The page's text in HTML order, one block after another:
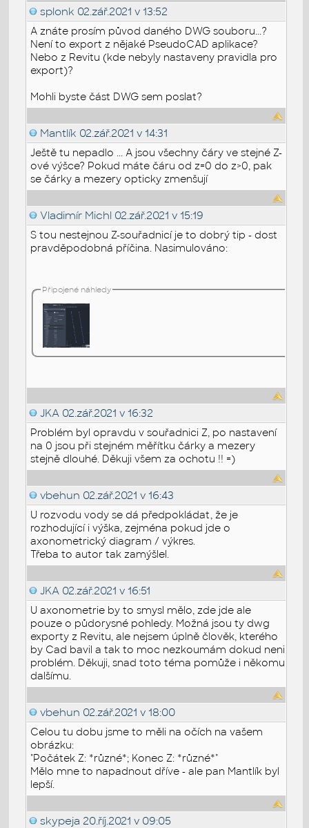
splonk 02.zář.2021 v 13:52
A znáte prosím původ daného DWG souboru...?
Není to export z nějaké PseudoCAD aplikace?
Nebo z Revitu (kde nebyly nastaveny pravidla pro
export)?
Mohli byste část DWG sem poslat?
Mantlík 02.zář.2021 v 14:31
Ještě tu nepadlo ... A jsou všechny čáry ve stejné Z-
ové výšce? Pokud máte čáru od z=0 do z>0, pak
se čárky a mezery opticky zmenšují
Vladimír Michl 02.zář.2021 v 15:19
S tou nestejnou Z-souřadnicí je to dobrý tip - dost
pravděpodobná příčina. Nasimulováno:
Připojené náhledy
JKA 02.zář.2021 v 16:32
Problém byl opravdu v souřadnici Z, po nastavení
na 0 jsou při stejném měřítku čárky a mezery
stejně dlouhé. Děkuji všem za ochotu !! =)
vbehun 02.zář.2021 v 16:43
U rozvodu vody se dá předpokládat, že je
rozhodující i výška, zejména pokud jde o
axonometrický diagram / výkres.
Třeba to autor tak zamýšlel.
JKA 02.zář.2021 v 16:51
U axonometrie by to smysl mělo, zde jde ale
pouze o půdorysné pohledy. Možná jsou ty dwg
exporty z Revitu, ale nejsem úplně člověk, kterého
by Cad bavil a tak to moc nezkoumám dokud neni
problém. Děkuji, snad toto téma pomůže i někomu
dalšímu.
vbehun 02.zář.2021 v 18:00
Celou tu dobu jsme to měli na očích na vašem
obrázku:
"Počátek Z: *různé*; Konec Z: *různé*"
Mělo mne to napadnout dříve - ale pan Mantlík byl
lepší.
skypeja 20.říj.2021 v 09:05